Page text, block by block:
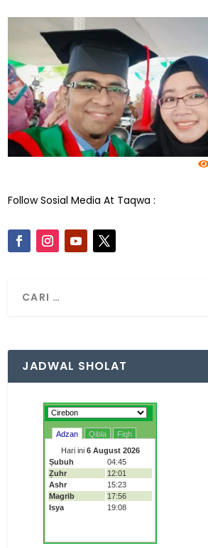
Follow Sosial Media At Taqwa :
JADWAL SHOLAT